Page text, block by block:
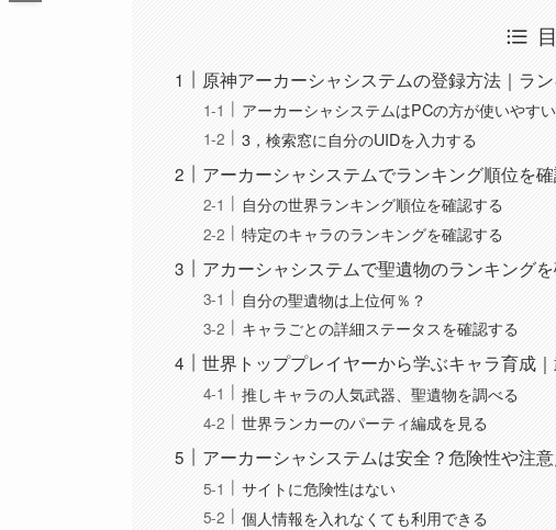
原神アーカーシャシステムの登録方法｜ラ
アーカーシャシステムはPCの方が使いやすい
3，検索窓に自分のUIDを入力する
アーカーシャシステムでランキング順位を
自分の世界ランキング順位を確認する
特定のキャラのランキングを確認する
アカーシャシステムで聖遺物のランキング
自分の聖遺物は上位何％？
キャラごとの詳細ステータスを確認する
世界トッププレイヤーから学ぶキャラ育成
推しキャラの人気武器、聖遺物を調べる
世界ランカーのパーティ編成を見る
アーカーシャシステムは安全？危険性や注
サイトに危険性はない
個人情報を入れなくても利用できる